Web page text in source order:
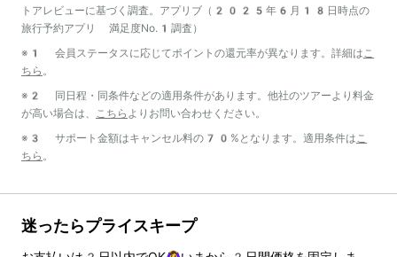
トアレビューに基づく調査。アプリブ（2025年6月18日時点の
旅行予約アプリ 満足度No.1調査）
※1 会員ステータスに応じてポイントの還元率が異なります。詳細は こ
ちら 。
※2 同日程・同条件などの適用条件があります。他社のツアーより料金
が高い場合は、
こちら よりお問い合わせください。
※3 サポート金額はキャンセル料の70%となります。適用条件は こ
ちら 。
迷ったらプライスキープ